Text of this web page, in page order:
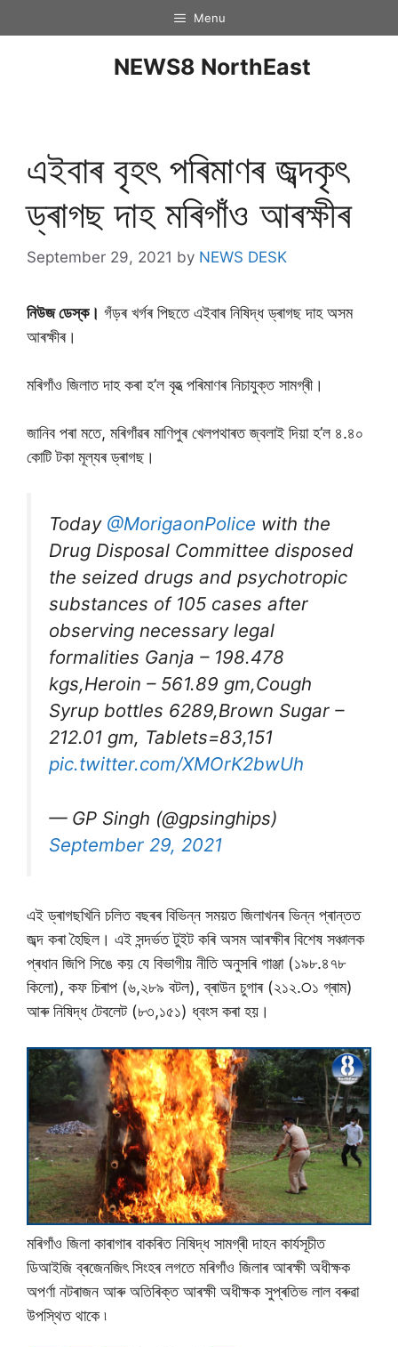
Menu
NEWS8 NorthEast
এইবাৰ বৃহৎ পৰিমাণৰ জব্দকৃৎ
ড্ৰাগছ দাহ মৰিগাঁও আৰক্ষীৰ
September 29, 2021 by NEWS DESK
নিউজ ডেস্ক। গঁড়ৰ খৰ্গৰ পিছতে এইবাৰ নিষিদ্ধ ড্ৰাগছ দাহ অসম
আৰক্ষীৰ।
মৰিগাঁও জিলাত দাহ কৰা হ’ল বৃহত্‍ পৰিমাণৰ নিচাযুক্ত সামগ্ৰী।
জানিব পৰা মতে, মৰিগাঁৱৰ মাণিপুৰ খেলপথাৰত জ্বলাই দিয়া হ’ল ৪.৪০
কোটি টকা মূল্যৰ ড্ৰাগছ।
Today @MorigaonPolice with the
Drug Disposal Committee disposed
the seized drugs and psychotropic
substances of 105 cases after
observing necessary legal
formalities Ganja – 198.478
kgs,Heroin – 561.89 gm,Cough
Syrup bottles 6289,Brown Sugar –
212.01 gm, Tablets=83,151
pic.twitter.com/XMOrK2bwUh
— GP Singh (@gpsinghips)
September 29, 2021
এই ড্ৰাগছখিনি চলিত বছৰৰ বিভিন্ন সময়ত জিলাখনৰ ভিন্ন প্ৰান্তত
জব্দ কৰা হৈছিল। এই সন্দৰ্ভত টুইট কৰি অসম আৰক্ষীৰ বিশেষ সঞ্চালক
প্ৰধান জিপি সিঙে কয় যে বিভাগীয় নীতি অনুসৰি গাঞ্জা (১৯৮.৪৭৮
কিলাে), কফ চিৰাপ (৬,২৮৯ বটল), ব্ৰাউন চুগাৰ (২১২.੦১ গ্ৰাম)
আৰু নিষিদ্ধ টেবলেট (৮৩,১৫১) ধ্বংস কৰা হয়।
মৰিগাঁও জিলা কাৰাগাৰ বাকৰিত নিষিদ্ধ সামগ্ৰী দাহন কাৰ্যসূচীত
ডিআইজি ব্ৰজেনজিৎ সিংহৰ লগতে মৰিগাঁও জিলাৰ আৰক্ষী অধীক্ষক
অপৰ্ণা নটৰাজন আৰু অতিৰিক্ত আৰক্ষী অধীক্ষক সুপ্ৰতিভ লাল বৰুৱা
উপস্থিত থাকে ৷